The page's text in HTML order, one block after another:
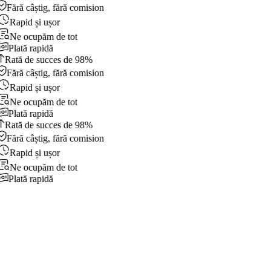
Fără câștig, fără comision
Rapid și ușor
Ne ocupăm de tot
Plată rapidă
Rată de succes de 98%
Fără câștig, fără comision
Rapid și ușor
Ne ocupăm de tot
Plată rapidă
Rată de succes de 98%
Fără câștig, fără comision
Rapid și ușor
Ne ocupăm de tot
Plată rapidă